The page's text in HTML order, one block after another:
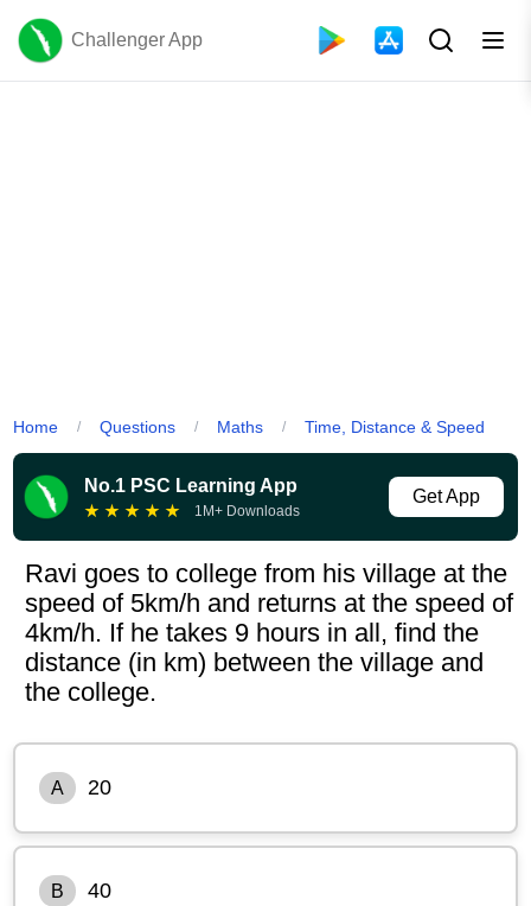
Challenger App
Home / Questions / Maths / Time, Distance & Speed
No.1 PSC Learning App
★ ★ ★ ★ ★ 1M+ Downloads
Get App
Ravi goes to college from his village at the
speed of 5km/h and returns at the speed of
4km/h. If he takes 9 hours in all, find the
distance (in km) between the village and
the college.
A 20
B 40